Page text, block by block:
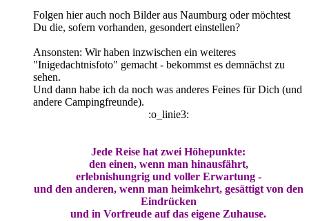
Folgen hier auch noch Bilder aus Naumburg oder möchtest
Du die, sofern vorhanden, gesondert einstellen?
Ansonsten: Wir haben inzwischen ein weiteres
"Inigedachtnisfoto" gemacht - bekommst es demnächst zu
sehen.
Und dann habe ich da noch was anderes Feines für Dich (und
andere Campingfreunde).
:o_linie3:
Jede Reise hat zwei Höhepunkte:
den einen, wenn man hinausfährt,
erlebnishungrig und voller Erwartung -
und den anderen, wenn man heimkehrt, gesättigt von den
Eindrücken
und in Vorfreude auf das eigene Zuhause.